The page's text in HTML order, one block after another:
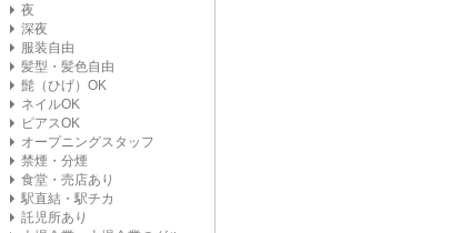
夜
深夜
服装自由
髪型・髪色自由
髭（ひげ）OK
ネイルOK
ピアスOK
オープニングスタッフ
禁煙・分煙
食堂・売店あり
駅直結・駅チカ
託児所あり